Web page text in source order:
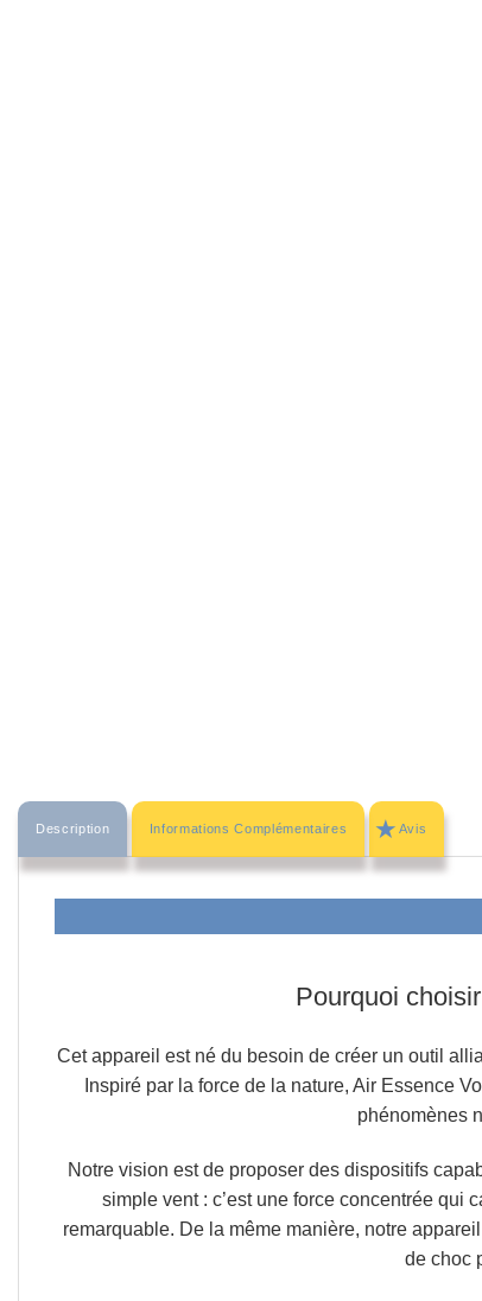
Description Informations Complémentaires Avis
Pourquoi
Cet appareil est né du besoin de créer un outil
Inspiré par la force de la nature, Air Essence
phénomènes
Notre vision est de proposer des dispositifs
simple vent : c’est une force concentrée qui
remarquable. De la même manière, notre
de choc